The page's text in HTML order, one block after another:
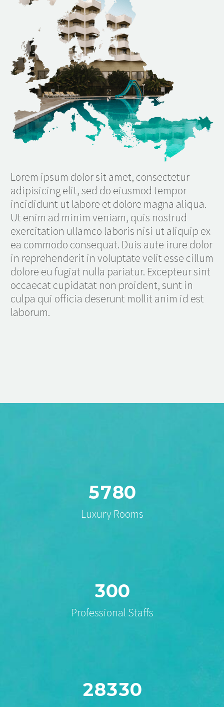
Lorem ipsum dolor sit amet, consectetur
adipisicing elit, sed do eiusmod tempor
incididunt ut labore et dolore magna aliqua.
Ut enim ad minim veniam, quis nostrud
exercitation ullamco laboris nisi ut aliquip ex
ea commodo consequat. Duis aute irure dolor
in reprehenderit in voluptate velit esse cillum
dolore eu fugiat nulla pariatur. Excepteur sint
occaecat cupidatat non proident, sunt in
culpa qui officia deserunt mollit anim id est
laborum.
5780
Luxury Rooms
300
Professional Staffs
28330